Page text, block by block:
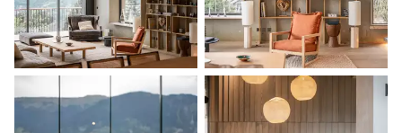
Attenante
Baignoire
Vasque double
WC séparés de la salle de
bain